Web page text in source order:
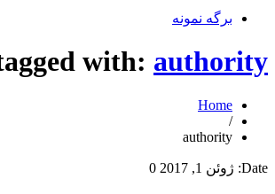
برگه نمونه
with: authority
Home
/
authority
Date: ژوئن 1, 2017 0